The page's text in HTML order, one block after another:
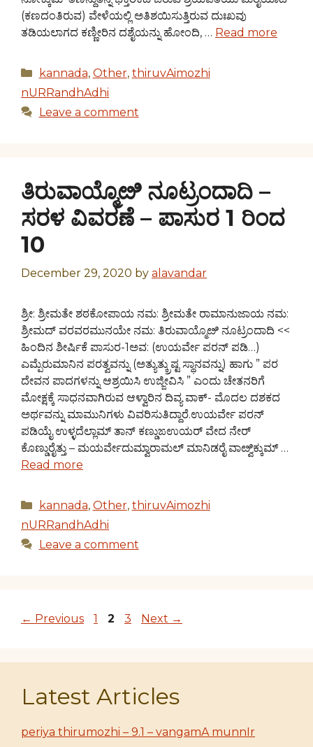
(ಕಣದಂತಿರುವ) ವೇಳೆಯಲ್ಲಿ ಅತಿಶಯಿಸುತ್ತಿರುವ ದುಃಖವು
ತಡಿಯಲಾಗದ ಕಣ್ಣೀರಿನ ದಶೈಯನ್ನು ಹೋಂದಿ, … Read more
Categories
kannada, Other, thiruvAimozhi
nURRandhAdhi
Leave a comment
ತಿರುವಾಯ್ಮೊೞಿ ನೂಟ್ರಂದಾದಿ –
ಸರಳ ವಿವರಣೆ – ಪಾಸುರ 1 ರಿಂದ
10
December 29, 2020 by alavandar
ಶ್ರೀ: ಶ್ರೀಮತೇ ಶಠಕೋಪಾಯ ನಮ: ಶ್ರೀಮತೇ ರಾಮಾನುಜಾಯ ನಮ:
ಶ್ರೀಮದ್ ವರವರಮುನಯೇ ನಮ: ತಿರುವಾಯ್ಮೊೞಿ ನೂಟ್ರಂದಾದಿ <<
ಹಿಂದಿನ ಶೀರ್ಷಿಕೆ ಪಾಸುರ-1ಅವ: (ಉಯರ್ವೇ ಪರನ್ ಪಡಿ…)
ಎಮ್ಪೆರುಮಾನಿನ ಪರತ್ವವನ್ನು (ಅತ್ಯುತ್ಕ್ರುಷ್ಟ ಸ್ಥಾನವನ್ನು) ಹಾಗು ” ಪರ
ದೇವನ ಪಾದಗಳನ್ನು ಆಶ್ರಯಿಸಿ ಉಜ್ಜೀವಿಸಿ ” ಎಂದು ಚೇತನರಿಗೆ
ಮೋಕ್ಷಕ್ಕೆ ಸಾಧನವಾಗಿರುವ ಆಳ್ವಾರಿನ ದಿವ್ಯ ವಾಕ್- ಮೊದಲ ದಶಕದ
ಅರ್ಥವನ್ನು ಮಾಮುನಿಗಳು ವಿವರಿಸುತಿದ್ದಾರೆ.ಉಯರ್ವೇ ಪರನ್
ಪಡಿಯೈ ಉಳ್ಳದೆಲ್ಲಾಮ್ ತಾನ್ ಕಣ್ಡುಙಉಯರ್ ವೇದ ನೇರ್
ಕೊಣ್ಡುರೈತ್ತು – ಮಯರ್ವೇದುಮ್ವಾರಾಮಲ್ ಮಾನಿಡರೈ ವಾೞ್ವಿಕ್ಕುಮ್ …
Read more
Categories
kannada, Other, thiruvAimozhi
nURRandhAdhi
Leave a comment
← Previous Page
1 Page
2 Page
3 Next →
Latest Articles
periya thirumozhi – 9.1 – vangamA munnIr